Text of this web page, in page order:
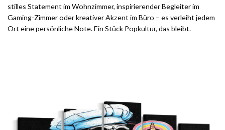
stilles Statement im Wohnzimmer, inspirierender Begleiter im
Gaming-Zimmer oder kreativer Akzent im Büro – es verleiht jedem
Ort eine persönliche Note. Ein Stück Popkultur, das bleibt.